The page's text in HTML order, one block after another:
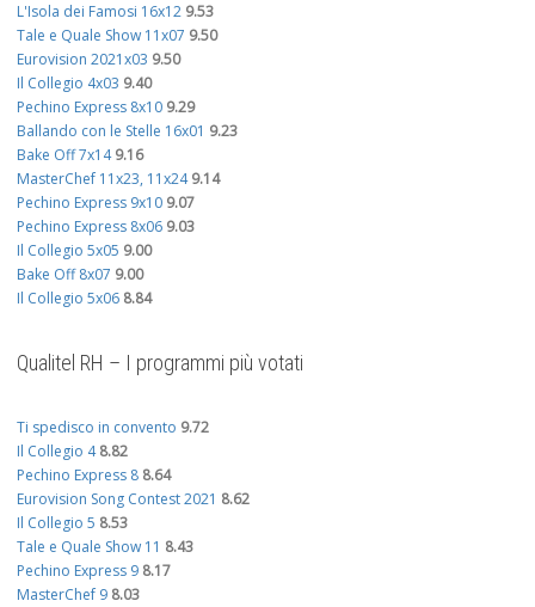
L'Isola dei Famosi 16x12 9.53
Tale e Quale Show 11x07 9.50
Eurovision 2021x03 9.50
Il Collegio 4x03 9.40
Pechino Express 8x10 9.29
Ballando con le Stelle 16x01 9.23
Bake Off 7x14 9.16
MasterChef 11x23, 11x24 9.14
Pechino Express 9x10 9.07
Pechino Express 8x06 9.03
Il Collegio 5x05 9.00
Bake Off 8x07 9.00
Il Collegio 5x06 8.84
Qualitel RH – I programmi più votati
Ti spedisco in convento 9.72
Il Collegio 4 8.82
Pechino Express 8 8.64
Eurovision Song Contest 2021 8.62
Il Collegio 5 8.53
Tale e Quale Show 11 8.43
Pechino Express 9 8.17
MasterChef 9 8.03